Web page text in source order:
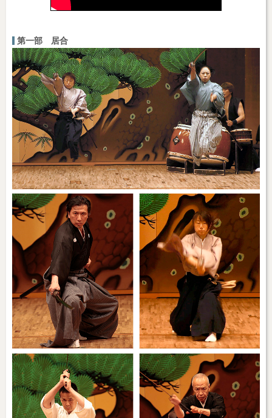
第一部 居合